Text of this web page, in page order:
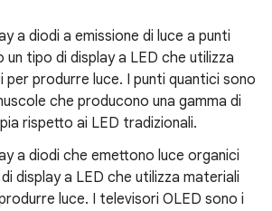
a diodi a emissione di luce a punti
un tipo di display a LED che utilizza
per produrre luce. I punti quantici sono
che producono una gamma di
rispetto ai LED tradizionali.
a diodi che emettono luce organici
display a LED che utilizza materiali
luce. I televisori OLED sono i